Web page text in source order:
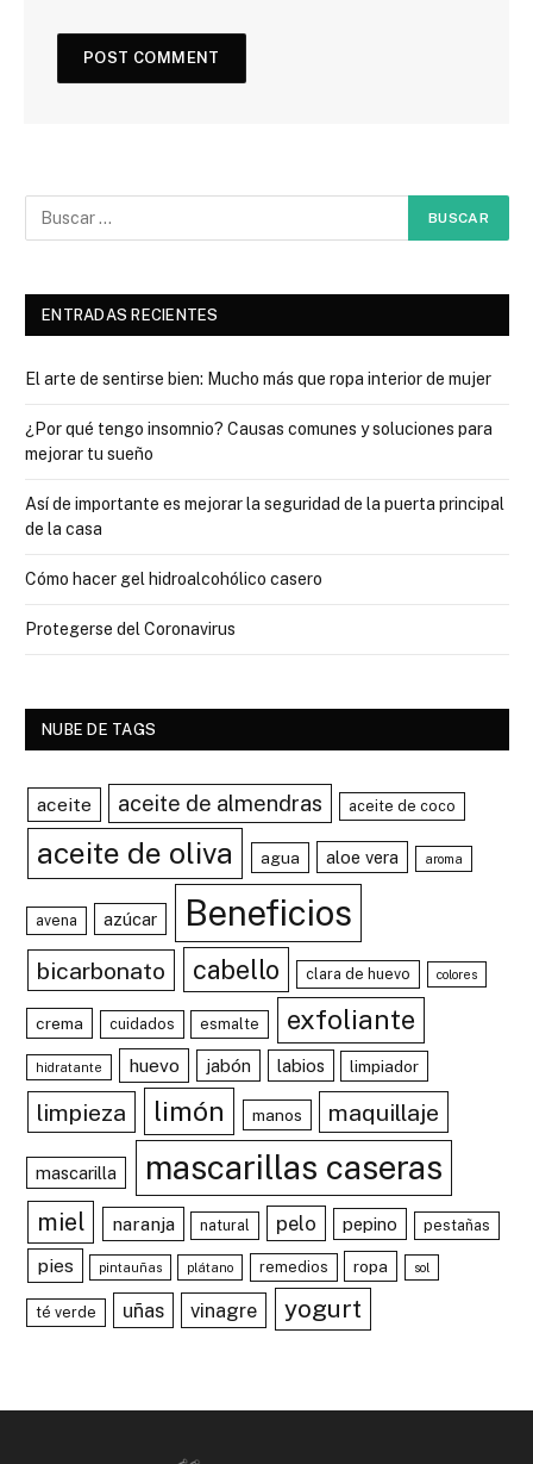
ENTRADAS RECIENTES
El arte de sentirse bien: Mucho más que ropa interior de mujer
¿Por qué tengo insomnio? Causas comunes y soluciones para
mejorar tu sueño
Así de importante es mejorar la seguridad de la puerta principal
de la casa
Cómo hacer gel hidroalcohólico casero
Protegerse del Coronavirus
NUBE DE TAGS
aceite aceite de almendras aceite de coco
aceite de oliva agua aloe vera aroma
avena azúcar Beneficios
bicarbonato cabello clara de huevo colores
crema cuidados esmalte exfoliante
hidratante huevo jabón labios limpiador
limpieza limón manos maquillaje
mascarilla mascarillas caseras
miel naranja natural pelo pepino pestañas
pies pintauñas plátano remedios ropa sol
té verde uñas vinagre yogurt